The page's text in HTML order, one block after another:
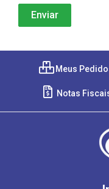
Meus Pedidos